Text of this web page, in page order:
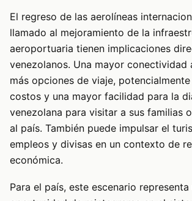
El regreso de las aerolíneas
llamado al mejoramiento de la
aeroportuaria tienen implicaciones
venezolanos. Una mayor conectividad
más opciones de viaje,
costos y una mayor facilidad para la
venezolana para visitar a sus familias
al país. También puede impulsar el
empleos y divisas en un contexto de
económica.
Para el país, este escenario representa